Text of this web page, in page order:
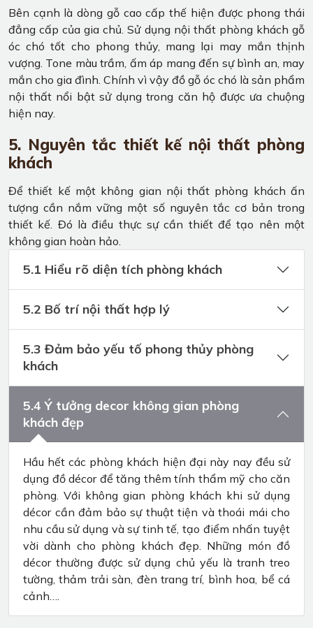
Bên cạnh là dòng gỗ cao cấp thế hiện được phong thái
đẳng cấp của gia chủ. Sử dụng nội thất phòng khách gỗ
óc chó tốt cho phong thủy, mang lại may mắn thịnh
vượng. Tone màu trầm, ấm áp mang đến sự bình an, may
mắn cho gia đình. Chính vì vậy đồ gỗ óc chó là sản phẩm
nội thất nổi bật sử dụng trong căn hộ được ưa chuộng
hiện nay.
5. Nguyên tắc thiết kế nội thất phòng
khách
Để thiết kế một không gian nội thất phòng khách ấn
tượng cần nắm vững một số nguyên tắc cơ bản trong
thiết kế. Đó là điều thực sự cần thiết để tạo nên một
không gian hoàn hảo.
5.1 Hiểu rõ diện tích phòng khách
5.2 Bố trí nội thất hợp lý
5.3 Đảm bảo yếu tố phong thủy phòng
khách
5.4 Ý tưởng decor không gian phòng
khách đẹp
Hầu hết các phòng khách hiện đại này nay đều sử
dụng đồ décor để tăng thêm tính thẩm mỹ cho căn
phòng. Với không gian phòng khách khi sử dụng
décor cần đảm bảo sự thuật tiện và thoái mái cho
nhu cầu sử dụng và sự tinh tế, tạo điểm nhấn tuyệt
vời dành cho phòng khách đẹp. Những món đồ
décor thường được sử dụng chủ yếu là tranh treo
tường, thảm trải sàn, đèn trang trí, bình hoa, bể cá
cảnh….